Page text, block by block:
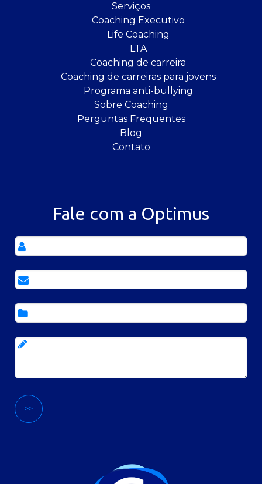
Serviços
Coaching Executivo
Life Coaching
LTA
Coaching de carreira
Coaching de carreiras para jovens
Programa anti-bullying
Sobre Coaching
Perguntas Frequentes
Blog
Contato
Fale com a Optimus